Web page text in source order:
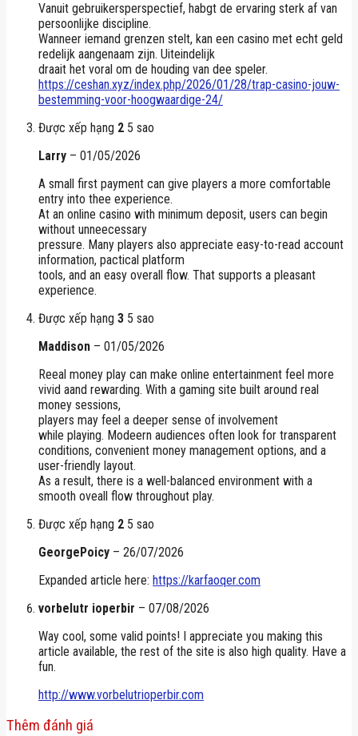
Vanuit gebruikersperspectief, habgt de ervaring sterk af van
persoonlijke discipline.
Wanneer iemand grenzen stelt, kan een casino met echt geld
redelijk aangenaam zijn. Uiteindelijk
draait het voral om de houding van dee speler.
https://ceshan.xyz/index.php/2026/01/28/trap-casino-jouw-
bestemming-voor-hoogwaardige-24/
Được xếp hạng 2 5 sao
Larry – 01/05/2026
A small first payment can give players a more comfortable
entry into thee experience.
At an online casino with minimum deposit, users can begin
without unneecessary
pressure. Many players also appreciate easy-to-read account
information, pactical platform
tools, and an easy overall flow. That supports a pleasant
experience.
Được xếp hạng 3 5 sao
Maddison – 01/05/2026
Reeal money play can make online entertainment feel more
vivid aand rewarding. With a gaming site built around real
money sessions,
players may feel a deeper sense of involvement
while playing. Modeern audiences often look for transparent
conditions, convenient money management options, and a
user-friendly layout.
As a result, there is a well-balanced environment with a
smooth oveall flow throughout play.
Được xếp hạng 2 5 sao
GeorgePoicy – 26/07/2026
Expanded article here: https://karfaoqer.com
vorbelutr ioperbir – 07/08/2026
Way cool, some valid points! I appreciate you making this
article available, the rest of the site is also high quality. Have a
fun.
http://www.vorbelutrioperbir.com
Thêm đánh giá